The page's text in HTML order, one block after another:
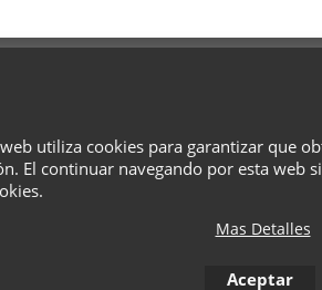
To create online store
ShopFactory eCommerce
utiliza cookies para garantizar que
El continuar navegando por esta web
Mas Detalles
Aceptar